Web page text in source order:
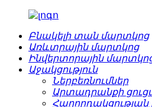
Բնակելի տան մարտկոց
Առևտրային մարտկոց
Ինվերտորային
Աջակցություն
Ներբեռնումներ
Արտադրանքի
Հաղորդակցության